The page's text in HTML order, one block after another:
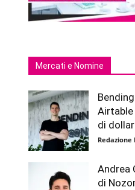
Mercati e Nomine
di
Redazione
Andrea
di